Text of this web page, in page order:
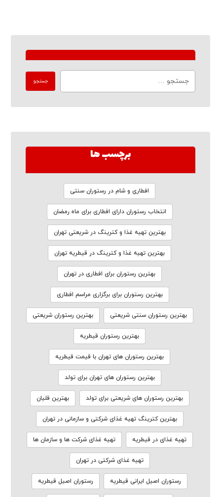
برچسب ها
افطاری و شام در رستوران سنتی
انتخاب رستوران دارای افطاری برای ماه رمضان
بهترین تهیه غذا و کترینگ در شریعتی تهران
بهترین تهیه غذا و کترینگ در قیطریه تهران
بهترین رستوران برای افطاری در تهران
بهترین رستوران برای برگزاری مراسم افطاری
بهترین رستوران سنتی شریعتی بهترین رستوران شریعتی
بهترین رستوران قیطریه
بهترین رستوران های تهران با قیمت قیطریه
بهترین رستوران های تهران برای تولد
بهترین رستوران های شریعتی برای تولد بهترین قلیان
بهترین کترینگ تهیه غذای شرکتی و سازمانی در تهران
تهیه غذای در قیطریه تهیه غذای شرکت ها و سازمان ها
تهیه غذای شرکتی در تهران
رستوران اصیل ایرانی قیطریه رستوران اصیل قیطریه